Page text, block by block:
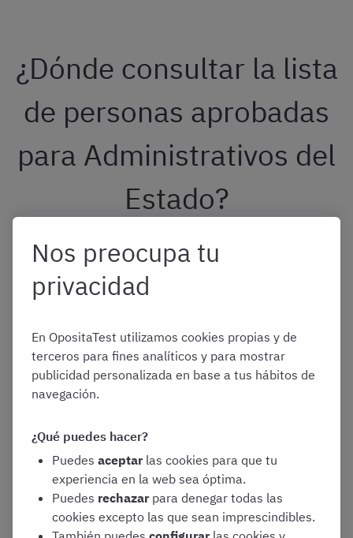
¿Dónde consultar la lista
de personas aprobadas
para Administrativos del
Estado?
Tal y como indica la convocatoria, la lista de personas
aprobadas para Administrativos del Estado se publica en
los siguientes lugares:
Sede electrónica del Instituto Nacional de
Administración Pública
Página web del Punto de Acceso General
publicará y se difundirá su desarrollo en elPortal del
empleado público Funciona.
Nos preocupa tu
privacidad
En OpositaTest utilizamos cookies propias y de
terceros para fines analíticos y para mostrar
publicidad personalizada en base a tus hábitos de
navegación.
¿Qué puedes hacer?
Puedes aceptar las cookies para que tu
experiencia en la web sea óptima.
Puedes rechazar para denegar todas las
cookies excepto las que sean imprescindibles.